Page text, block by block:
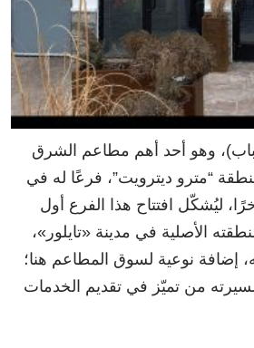
وهو أحد أهم مطاعم الشرق
“مترو ديترويت”، فرعًا له في
ليُشكّل افتتاح هذا الفرع أول
الأصلية في مدينة «تايلور»،
إضافة نوعية لسوق المطاعم هنا؛
من تميّز في تقديم الخدمات